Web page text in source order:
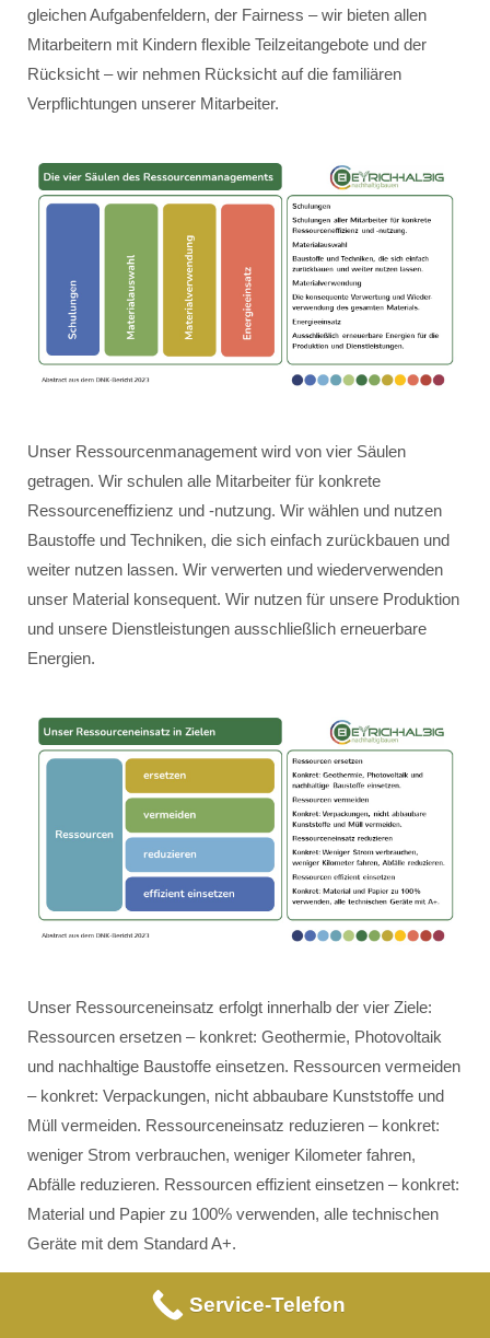
gleichen Aufgabenfeldern, der Fairness – wir bieten allen
Mitarbeitern mit Kindern flexible Teilzeitangebote und der
Rücksicht – wir nehmen Rücksicht auf die familiären
Verpflichtungen unserer Mitarbeiter.
Unser Ressourcenmanagement wird von vier Säulen
getragen. Wir schulen alle Mitarbeiter für konkrete
Ressourceneffizienz und -nutzung. Wir wählen und nutzen
Baustoffe und Techniken, die sich einfach zurückbauen und
weiter nutzen lassen. Wir verwerten und wiederverwenden
unser Material konsequent. Wir nutzen für unsere Produktion
und unsere Dienstleistungen ausschließlich erneuerbare
Energien.
Unser Ressourceneinsatz erfolgt innerhalb der vier Ziele:
Ressourcen ersetzen – konkret: Geothermie, Photovoltaik
und nachhaltige Baustoffe einsetzen. Ressourcen vermeiden
– konkret: Verpackungen, nicht abbaubare Kunststoffe und
Müll vermeiden. Ressourceneinsatz reduzieren – konkret:
weniger Strom verbrauchen, weniger Kilometer fahren,
Abfälle reduzieren. Ressourcen effizient einsetzen – konkret:
Material und Papier zu 100% verwenden, alle technischen
Geräte mit dem Standard A+.
Service-Telefon